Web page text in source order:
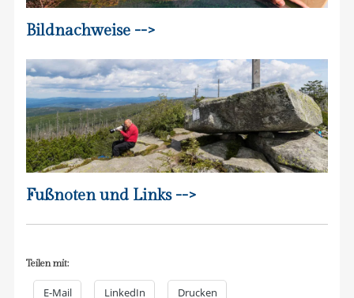
Bildnachweise -->
Fußnoten und Links -->
Teilen mit:
E-Mail LinkedIn Drucken